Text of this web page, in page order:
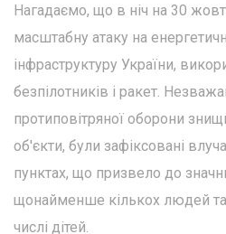
Нагадаємо, що в ніч на 30
масштабну атаку на
інфраструктуру України,
безпілотників і ракет.
протиповітряної оборони
об'єкти, були зафіксовані
пунктах, що призвело до
щонайменше кількох людей
числі дітей.